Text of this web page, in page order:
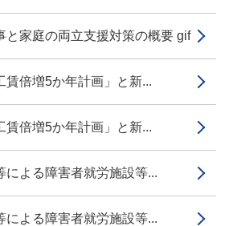
家庭の両立支援対策の概要 gif
倍増5か年計画」と新...
倍増5か年計画」と新...
よる障害者就労施設等...
よる障害者就労施設等...